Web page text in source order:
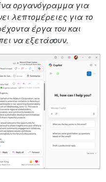
οργανόγραμμα για
λεπτομέρειες για το
έργα του και
να εξετάσουν.